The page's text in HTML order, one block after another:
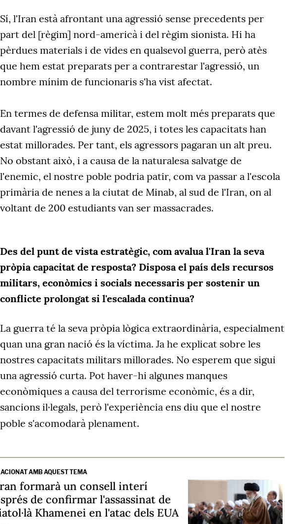
Sí, l'Iran està afrontant una agressió sense precedents per
part del [règim] nord-americà i del règim sionista. Hi ha
pèrdues materials i de vides en qualsevol guerra, però atès
que hem estat preparats per a contrarestar l'agressió, un
nombre mínim de funcionaris s'ha vist afectat.
En termes de defensa militar, estem molt més preparats que
davant l'agressió de juny de 2025, i totes les capacitats han
estat millorades. Per tant, els agressors pagaran un alt preu.
No obstant això, i a causa de la naturalesa salvatge de
l'enemic, el nostre poble podria patir, com va passar a l'escola
primària de nenes a la ciutat de Minab, al sud de l'Iran, on al
voltant de 200 estudiants van ser massacrades.
Des del punt de vista estratègic, com avalua l'Iran la seva
pròpia capacitat de resposta? Disposa el país dels recursos
militars, econòmics i socials necessaris per sostenir un
conflicte prolongat si l'escalada continua?
La guerra té la seva pròpia lògica extraordinària, especialment
quan una gran nació és la víctima. Ja he explicat sobre les
nostres capacitats militars millorades. No esperem que sigui
una agressió curta. Pot haver-hi algunes manques
econòmiques a causa del terrorisme econòmic, és a dir,
sancions il·legals, però l'experiència ens diu que el nostre
poble s'acomodarà plenament.
AMB AQUEST TEMA
formarà un consell interí
de confirmar l'assassinat de
Khamenei en l'atac dels EUA